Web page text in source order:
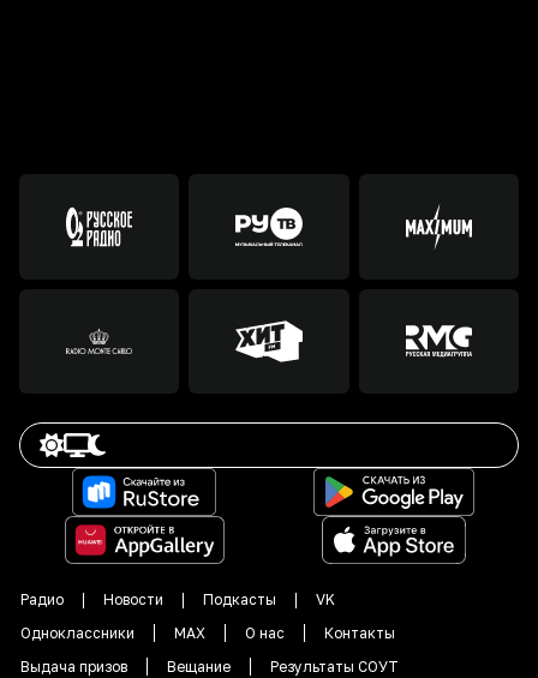
Радио Новости Подкасты
VK
Одноклассники
MAX О нас
Контакты
Выдача призов
Вещание Результаты СОУТ